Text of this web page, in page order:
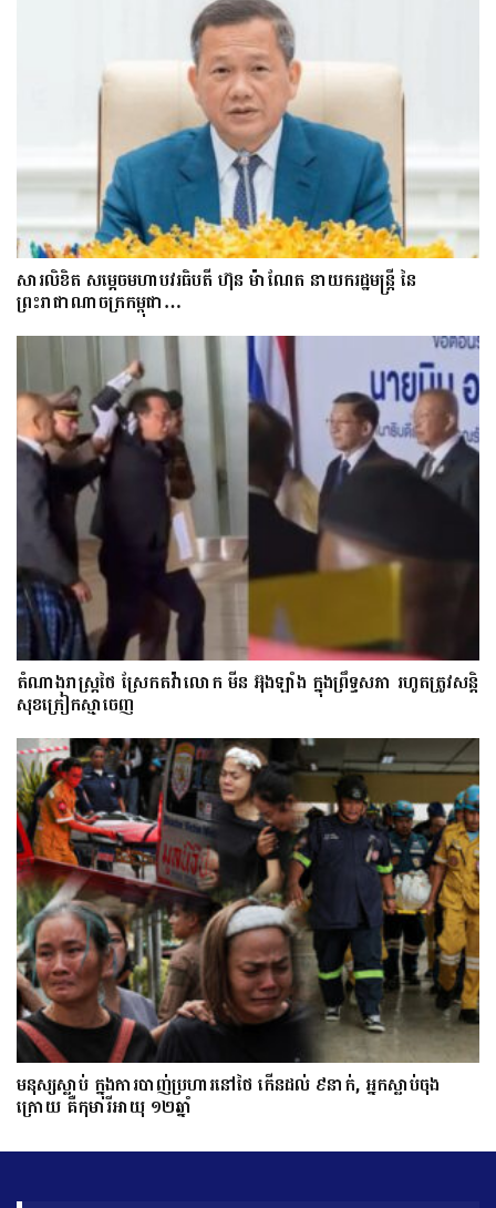
សារលិខិត សម្តេចមហាបវរធិបតី ហ៊ុន ម៉ាណែត នាយករដ្ឋមន្ត្រី នៃ
ព្រះរាជាណាចក្រកម្ពុជា…
តំណាងរាស្ត្រថៃ ស្រែកតវ៉ាលោក មីន អ៊ុងឡាំង ក្នុងព្រឹទ្ធសភា រហូតត្រូវសន្តិ
សុខក្រៀកស្មាចេញ
មនុស្សស្លាប់ ក្នុងការបាញ់ប្រហារនៅថៃ កើនដល់ ៩នាក់, អ្នកស្លាប់ចុង
ក្រោយ គឺកុមារីអាយុ ១២ឆ្នាំ